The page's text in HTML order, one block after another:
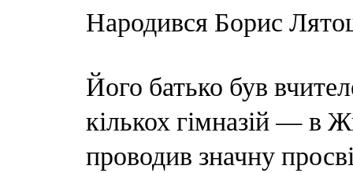
Народився Борис
Його батько був
кількох гімназій — в
проводив значну